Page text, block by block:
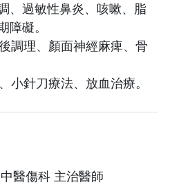
、過敏性鼻炎、咳嗽、脂
障礙。
調理、顏面神經麻痺、骨
小針刀療法、放血治療。
醫傷科 主治醫師